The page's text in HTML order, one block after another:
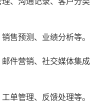
售预测、业绩分析等。
件营销、社交媒体集成
单管理、反馈处理等。